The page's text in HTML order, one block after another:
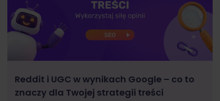
Reddit i UGC w wynikach Google – co to
znaczy dla Twojej strategii treści